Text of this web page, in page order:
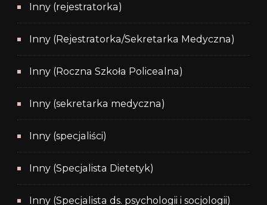
Inny (rejestratorka)
Inny (Rejestratorka/Sekretarka Medyczna)
Inny (Roczna Szkoła Policealna)
Inny (sekretarka medyczna)
Inny (specjaliści)
Inny (Specjalista Dietetyk)
Inny (Specjalista ds. psychologii i socjologii)